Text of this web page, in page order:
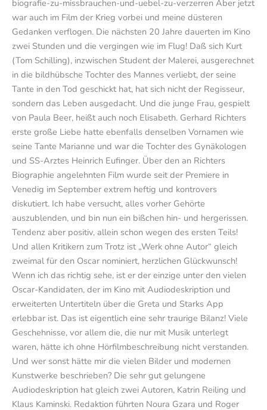
biografie-zu-missbrauchen-und-uebel-zu-verzerren Aber jetzt
war auch im Film der Krieg vorbei und meine düsteren
Gedanken verflogen. Die nächsten 20 Jahre dauerten im Kino
zwei Stunden und die vergingen wie im Flug! Daß sich Kurt
(Tom Schilling), inzwischen Student der Malerei, ausgerechnet
in die bildhübsche Tochter des Mannes verliebt, der seine
Tante in den Tod geschickt hat, hat sich nicht der Regisseur,
sondern das Leben ausgedacht. Und die junge Frau, gespielt
von Paula Beer, heißt auch noch Elisabeth. Gerhard Richters
erste große Liebe hatte ebenfalls denselben Vornamen wie
seine Tante Marianne und war die Tochter des Gynäkologen
und SS-Arztes Heinrich Eufinger. Über den an Richters
Biographie angelehnten Film wurde seit der Premiere in
Venedig im September extrem heftig und kontrovers
diskutiert. Ich habe versucht, alles vorher Gehörte
auszublenden, und bin nun ein bißchen hin- und hergerissen.
Tendenz aber positiv, allein schon wegen des ersten Teils!
Und allen Kritikern zum Trotz ist „Werk ohne Autor“ gleich
zweimal für den Oscar nominiert, herzlichen Glückwunsch!
Wenn ich das richtig sehe, ist er der einzige unter den vielen
Oscar-Kandidaten, der im Kino mit Audiodeskription und
erweiterten Untertiteln über die Greta und Starks App
erlebbar ist. Das ist eigentlich eine sehr traurige Bilanz! Viele
Geschehnisse, vor allem die, die nur mit Musik unterlegt
waren, hätte ich ohne Hörfilmbeschreibung nicht verstanden.
Und wer sonst hätte mir die vielen Bilder und modernen
Kunstwerke beschrieben? Die sehr gut gelungene
Audiodeskription hat gleich zwei Autoren, Katrin Reiling und
Klaus Kaminski. Redaktion führten Noura Gzara und Roger